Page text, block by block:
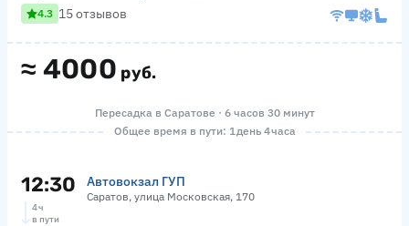
≈ 4000 руб.
4.3 15 отзывов
Пересадка в Саратове · 6 часов 30 минут
Общее время в пути: 1 день 4 часа
12:30 Автовокзал ГУП
Саратов, улица Московская, 170
4 ч
в пути